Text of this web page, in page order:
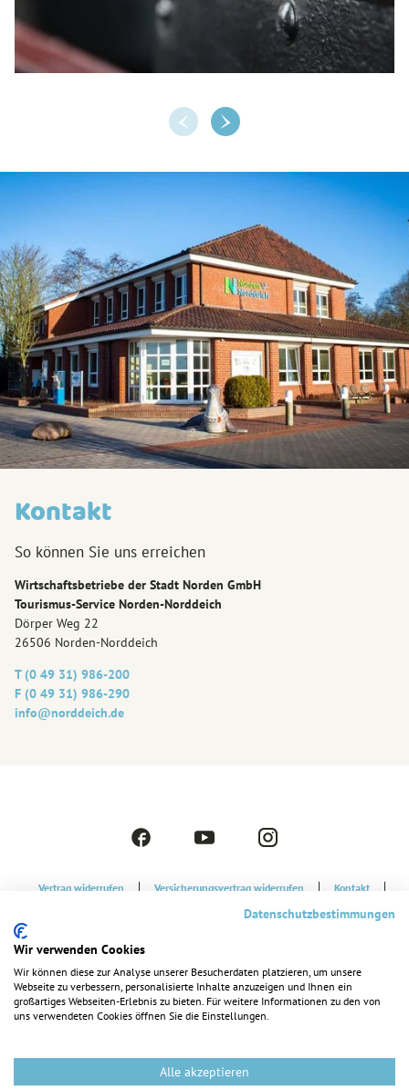
Kontakt
So können Sie uns erreichen
Wirtschaftsbetriebe der Stadt Norden GmbH
Tourismus-Service Norden-Norddeich
Dörper Weg 22
26506 Norden-Norddeich
T (0 49 31) 986-200
F (0 49 31) 986-290
info@‎norddeich.de
F
o
k
Y
t
I
t
a
a
m
Vertrag widerrufen Versicherungsvertrag widerrufen
Kontakt
Datenschutzerklärung
Datenschutzbestimmungen
Wir verwenden Cookies
Wir können diese zur Analyse unserer Besucherdaten platzieren, um unsere
Webseite zu verbessern, personalisierte Inhalte anzuzeigen und Ihnen ein
großartiges Webseiten-Erlebnis zu bieten. Für weitere Informationen zu den von
uns verwendeten Cookies öffnen Sie die Einstellungen.
Alle akzeptieren